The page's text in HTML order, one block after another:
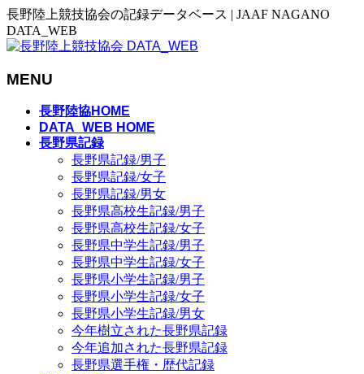
長野陸上競技協会の記録データベース | JAAF NAGANO
DATA_WEB
MENU
長野陸協HOME
DATA_WEB HOME
長野県記録
長野県記録/男子
長野県記録/女子
長野県記録/男女
長野県高校生記録/男子
長野県高校生記録/女子
長野県中学生記録/男子
長野県中学生記録/女子
長野県小学生記録/男子
長野県小学生記録/女子
長野県小学生記録/男女
今年樹立された長野県記録
今年追加された長野県記録
長野県選手権・歴代記録